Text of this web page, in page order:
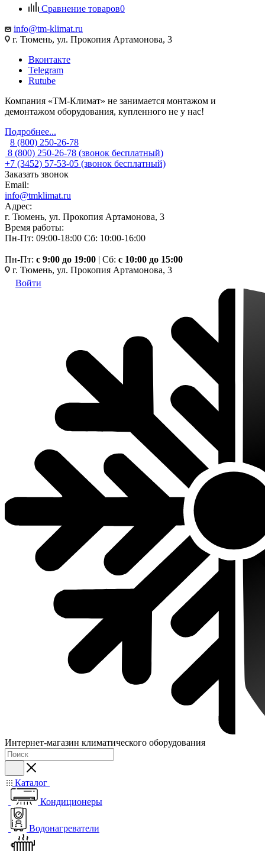
Сравнение товаров0
info@tm-klimat.ru
г. Тюмень, ул. Прокопия Артамонова, 3
Вконтакте
Telegram
Rutube
Компания «ТМ-Климат» не занимается монтажом и
демонтажом оборудования, купленного не у нас!
Подробнее...
8 (800) 250-26-78
8 (800) 250-26-78 (звонок бесплатный)
+7 (3452) 57-53-05 (звонок бесплатный)
Заказать звонок
Email:
info@tmklimat.ru
Адрес:
г. Тюмень, ул. Прокопия Артамонова, 3
Время работы:
Пн-Пт: 09:00-18:00 Сб: 10:00-16:00
Пн-Пт: c 9:00 до 19:00 | Сб: с 10:00 до 15:00
г. Тюмень, ул. Прокопия Артамонова, 3
Войти
Интернет-магазин климатического оборудования
Каталог
Кондиционеры
Водонагреватели